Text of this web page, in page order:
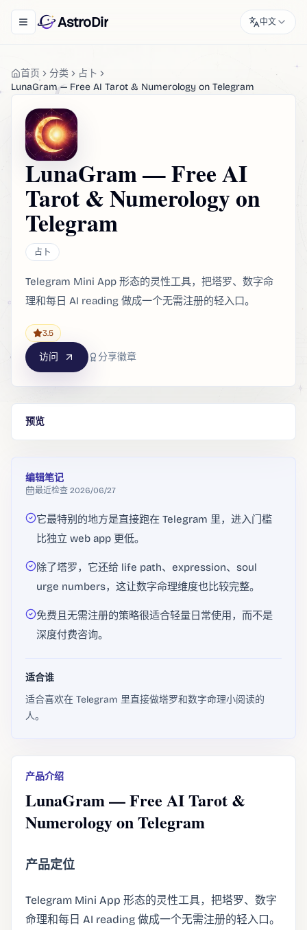
Toggle navigation menu
AstroDir 中文
首页 分类
占卜
LunaGram — Free AI Tarot & Numerology on Telegram
LunaGram — Free AI
Tarot & Numerology on
Telegram
占卜
Telegram Mini App 形态的灵性工具，把塔罗、数字命
理和每日 AI reading 做成一个无需注册的轻入口。
3.5
访问 分享徽章
预览
编辑笔记
最近检查 2026/06/27
它最特别的地方是直接跑在 Telegram 里，进入门槛
比独立 web app 更低。
除了塔罗，它还给 life path、expression、soul
urge numbers，这让数字命理维度也比较完整。
免费且无需注册的策略很适合轻量日常使用，而不是
深度付费咨询。
适合谁
适合喜欢在 Telegram 里直接做塔罗和数字命理小阅读的
人。
产品介绍
LunaGram — Free AI Tarot &
Numerology on Telegram
产品定位
Telegram Mini App 形态的灵性工具，把塔罗、数字
命理和每日 AI reading 做成一个无需注册的轻入口。